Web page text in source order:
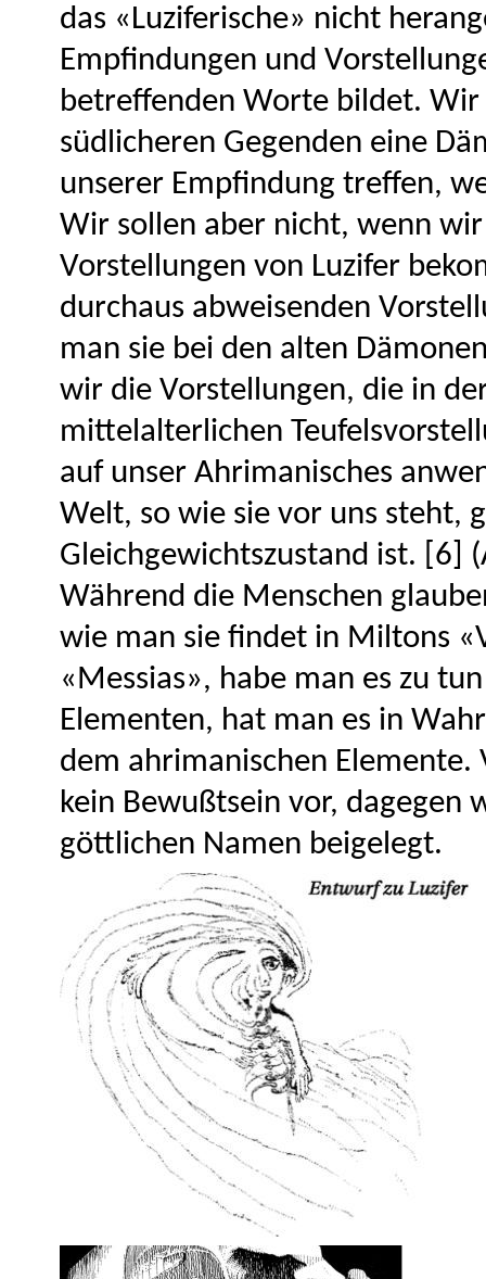
das «Luziferische» nicht
Empfindungen und
betreffenden Worte bildet.
südlicheren Gegenden eine
unserer Empfindung treffen,
Wir sollen aber nicht, wenn
Vorstellungen von Luzifer
durchaus abweisenden
man sie bei den alten
wir die Vorstellungen, die in
mittelalterlichen
auf unser Ahrimanisches
Welt, so wie sie vor uns steht,
Gleichgewichtszustand ist. [6]
Während die Menschen
wie man sie findet in Miltons
«Messias», habe man es zu
Elementen, hat man es in
dem ahrimanischen
kein Bewußtsein vor, dagegen
göttlichen Namen beigelegt.